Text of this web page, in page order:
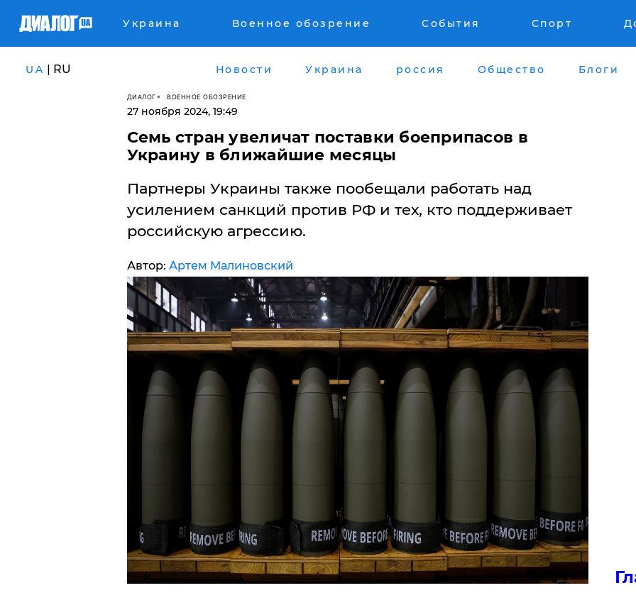
Украина Военное обозрение События Спорт
UA | RU Новости Украина россия Общество Блоги
ДИАЛОГ ВОЕННОЕ ОБОЗРЕНИЕ
27 ноября 2024, 19:49
Семь стран увеличат поставки боеприпасов в
Украину в ближайшие месяцы
Партнеры Украины также пообещали работать над
усилением санкций против РФ и тех, кто поддерживает
российскую агрессию.
Автор: Артем Малиновский